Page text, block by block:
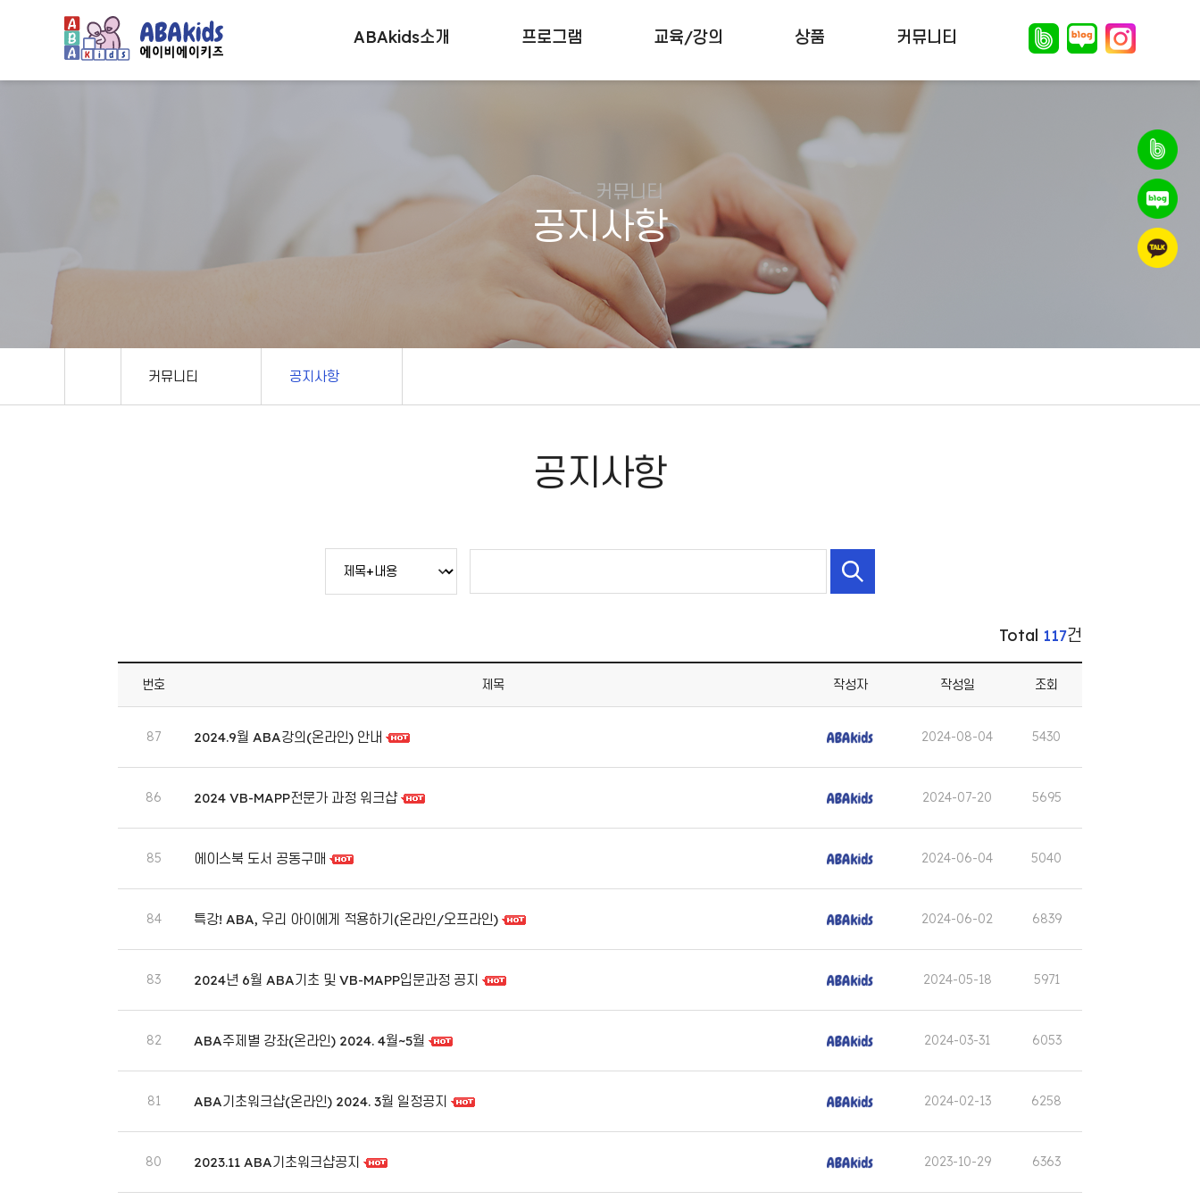
ABAkids소개 프로그램 교육/강의 상품 커뮤니티
커뮤니티
공지사항
커뮤니티 공지사항
공지사항
Total 117건
번호 제목 작성자 작성일 조회
87 2024.9월 ABA강의(온라인) 안내 2024-08-04 5430
86 2024 VB-MAPP전문가 과정 워크샵 2024-07-20 5695
85 에이스북 도서 공동구매 2024-06-04 5040
84 특강! ABA, 우리 아이에게 적용하기(온라인/오프라인) 2024-06-02 6839
83 2024년 6월 ABA기초 및 VB-MAPP입문과정 공지 2024-05-18 5971
82 ABA주제별 강좌(온라인) 2024. 4월~5월 2024-03-31 6053
81 ABA기초워크샵(온라인) 2024. 3월 일정공지 2024-02-13 6258
80 2023.11 ABA기초워크샵공지 2023-10-29 6363